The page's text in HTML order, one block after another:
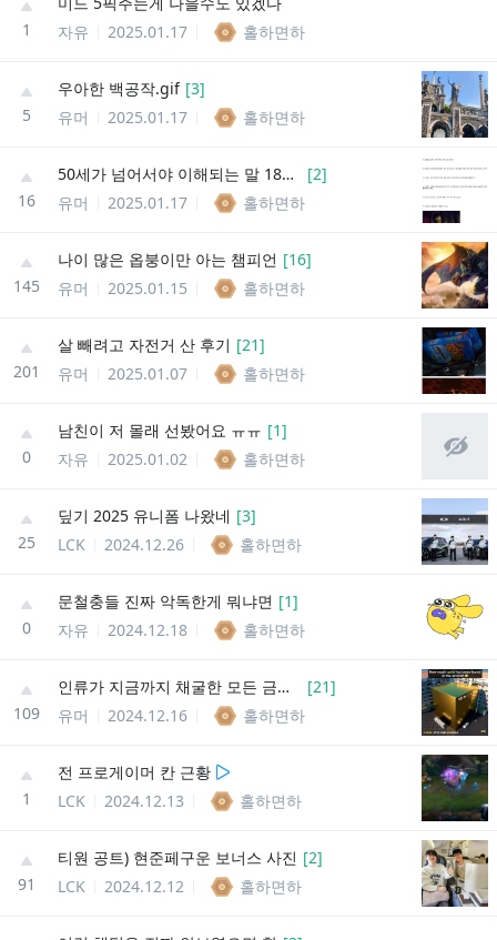
1
자유
2025.01.17 홀하면하
5
우아한 백공작.gif [3]
유머
2025.01.17 홀하면하
16
50세가 넘어서야 이해되는 말 18가지 [2]
유머
2025.01.17 홀하면하
145
나이 많은 옵붕이만 아는 챔피언 [16]
유머
2025.01.15 홀하면하
201
살 빼려고 자전거 산 후기 [21]
유머
2025.01.07 홀하면하
0
남친이 저 몰래 선봤어요 ㅠㅠ [1]
자유
2025.01.02 홀하면하
25
딮기 2025 유니폼 나왔네 [3]
LCK
2024.12.26 홀하면하
0
문철충들 진짜 악독한게 뭐냐면 [1]
자유
2024.12.18 홀하면하
109
인류가 지금까지 채굴한 모든 금의 양 [21]
유머
2024.12.16 홀하면하
1
전 프로게이머 칸 근황
LCK
2024.12.13 홀하면하
91
티원 공트) 현준페구운 보너스 사진 [2]
LCK
2024.12.12 홀하면하